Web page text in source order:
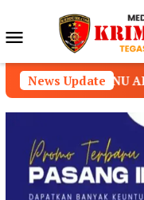
konten Menu
Mobile
News Update
KELUARGA